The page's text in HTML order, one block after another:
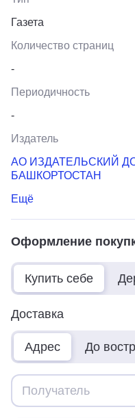
Газета
Количество страниц
-
Периодичность
-
Издатель
АО ИЗДАТЕЛЬСКИЙ
БАШКОРТОСТАН
Ещё
Оформление
Купить себе
Доставка
Адрес До